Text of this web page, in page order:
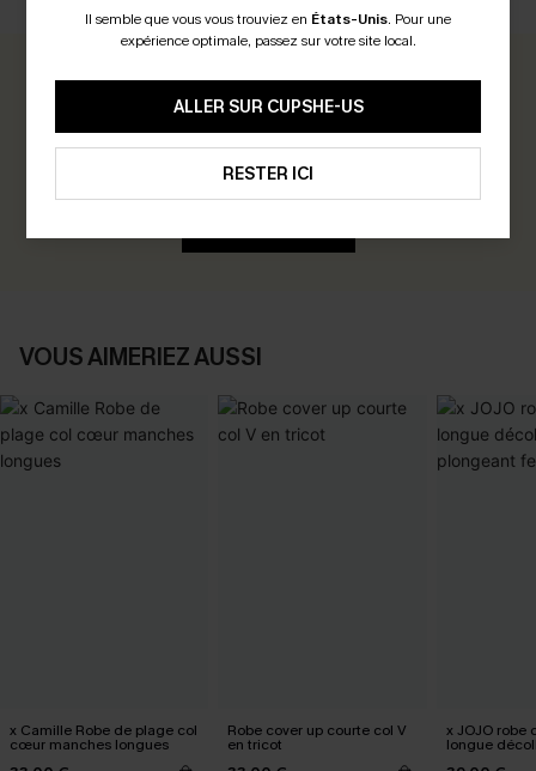
0.0
Soyez le Premier à Donner Votre Avis
Gagnez 30+ points pour chaque avis que vous laissez !
VOUS AIMERIEZ AUSSI
x Camille Robe de plage col
cœur manches longues
Robe cover up courte col V
en tricot
x JOJO robe
longue
Il semble que vous vous trouviez en États-Unis. Pour une
expérience optimale, passez sur votre site local.
ALLER SUR CUPSHE-US
RESTER ICI